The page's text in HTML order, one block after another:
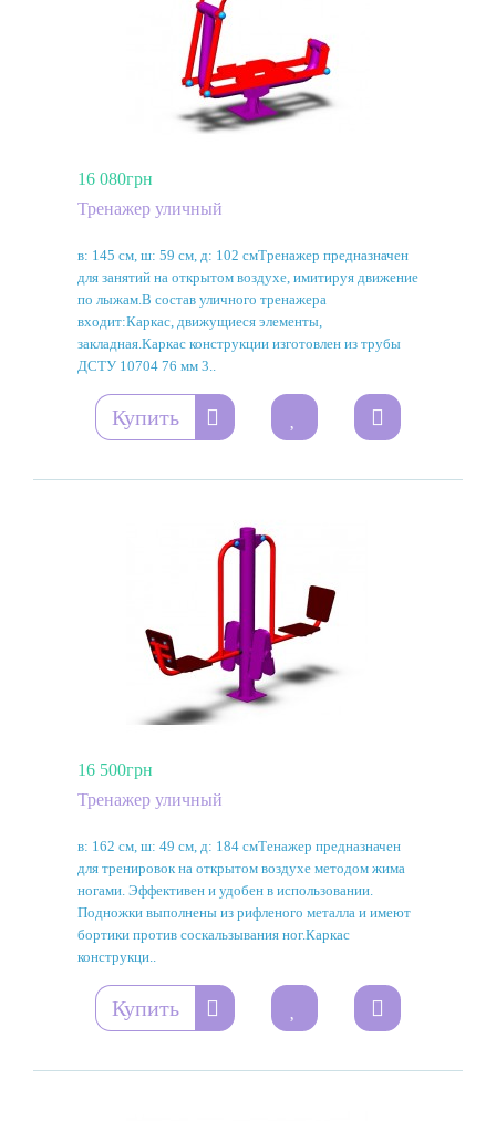
16 080грн
Тренажер уличный
в: 145 см, ш: 59 см, д: 102 смТренажер предназначен
для занятий на открытом воздухе, имитируя движение
по лыжам.В состав уличного тренажера
входит:Каркас, движущиеся элементы,
закладная.Каркас конструкции изготовлен из трубы
ДСТУ 10704 76 мм 3..
Купить
16 500грн
Тренажер уличный
в: 162 см, ш: 49 см, д: 184 смТенажер предназначен
для тренировок на открытом воздухе методом жима
ногами. Эффективен и удобен в использовании.
Подножки выполнены из рифленого металла и имеют
бортики против соскальзывания ног.Каркас
конструкци..
Купить